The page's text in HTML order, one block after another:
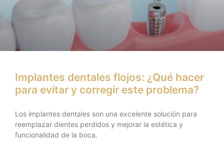
Implantes dentales flojos: ¿Qué hacer
para evitar y corregir este problema?
Los implantes dentales son una excelente solución para
reemplazar dientes perdidos y mejorar la estética y
funcionalidad de la boca.